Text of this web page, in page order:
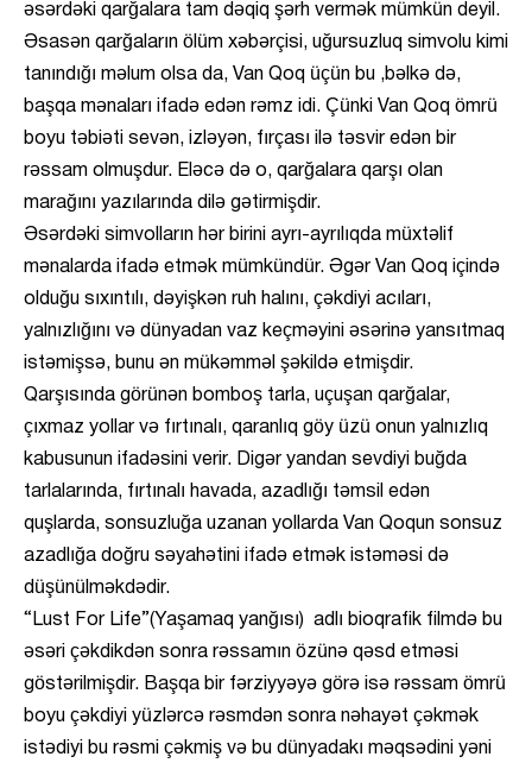
əsərdəki qarğalara tam dəqiq şərh vermək mümkün deyil.
Əsasən qarğaların ölüm xəbərçisi, uğursuzluq simvolu kimi
tanındığı məlum olsa da, Van Qoq üçün bu ,bəlkə də,
başqa mənaları ifadə edən rəmz idi. Çünki Van Qoq ömrü
boyu təbiəti sevən, izləyən, fırçası ilə təsvir edən bir
rəssam olmuşdur. Eləcə də o, qarğalara qarşı olan
marağını yazılarında dilə gətirmişdir.
Əsərdəki simvolların hər birini ayrı-ayrılıqda müxtəlif
mənalarda ifadə etmək mümkündür. Əgər Van Qoq içində
olduğu sıxıntılı, dəyişkən ruh halını, çəkdiyi acıları,
yalnızlığını və dünyadan vaz keçməyini əsərinə yansıtmaq
istəmişsə, bunu ən mükəmməl şəkildə etmişdir.
Qarşısında görünən bomboş tarla, uçuşan qarğalar,
çıxmaz yollar və fırtınalı, qaranlıq göy üzü onun yalnızlıq
kabusunun ifadəsini verir. Digər yandan sevdiyi buğda
tarlalarında, fırtınalı havada, azadlığı təmsil edən
quşlarda, sonsuzluğa uzanan yollarda Van Qoqun sonsuz
azadlığa doğru səyahətini ifadə etmək istəməsi də
düşünülməkdədir.
“Lust For Life”(Yaşamaq yanğısı) adlı bioqrafik filmdə bu
əsəri çəkdikdən sonra rəssamın özünə qəsd etməsi
göstərilmişdir. Başqa bir fərziyyəyə görə isə rəssam ömrü
boyu çəkdiyi yüzlərcə rəsmdən sonra nəhayət çəkmək
istədiyi bu rəsmi çəkmiş və bu dünyadakı məqsədini yəni